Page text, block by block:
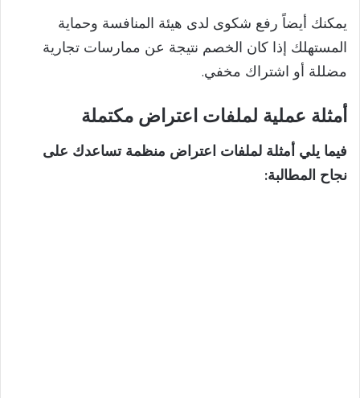
يمكنك أيضاً رفع شكوى لدى هيئة المنافسة وحماية
المستهلك إذا كان الخصم نتيجة عن ممارسات تجارية
مضللة أو اشتراك مخفي.
أمثلة عملية لملفات اعتراض مكتملة
فيما يلي أمثلة لملفات اعتراض منظمة تساعدك على
نجاح المطالبة: